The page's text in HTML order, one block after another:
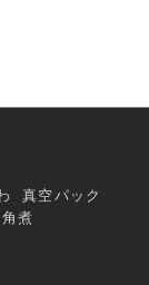
真空パック
角煮